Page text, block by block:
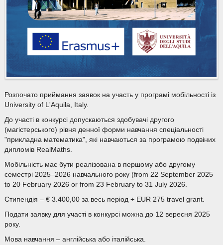
Розпочато приймання заявок на участь у програмі мобільності із
University of L'Aquila, Italy.
До участі в конкурсі допускаються здобувачі другого
(магістерського) рівня денної форми навчання спеціальності
"прикладна математика", які навчаються за програмою подвіних
дипломів RealMaths.
Мобільність має бути реалізована в першому або другому
семестрі 2025–2026 навчального року (from 22 September 2025
to 20 February 2026 or from 23 February to 31 July 2026.
Стипендія – € 3.400,00 за весь період + EUR 275 travel grant.
Подати заявку для участі в конкурсі можна до 12 вересня 2025
року.
Мова навчання – англійська або італійська.